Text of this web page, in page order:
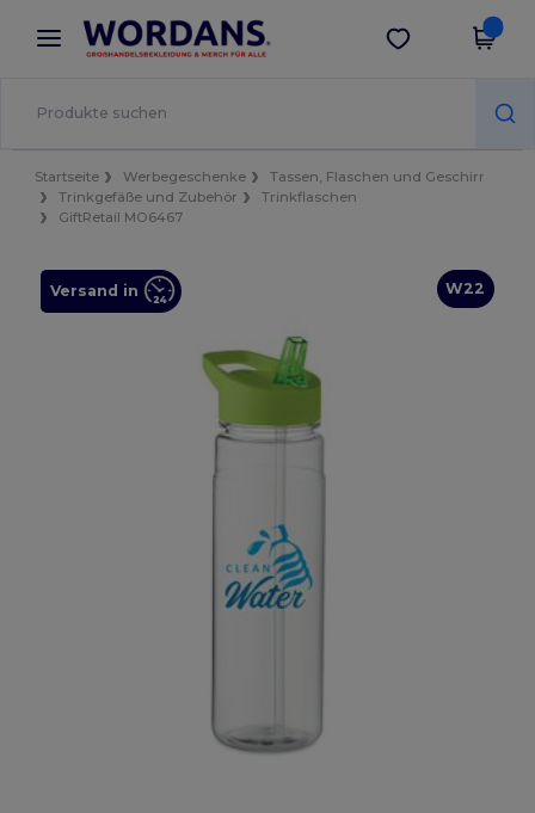
× Wordans App
Bessere Preise in der App!
App holen
Startseite Werbegeschenke
Tassen, Flaschen und Geschirr
Trinkgefäße und Zubehör
Trinkflaschen
GiftRetail MO6467
W22
Versand in